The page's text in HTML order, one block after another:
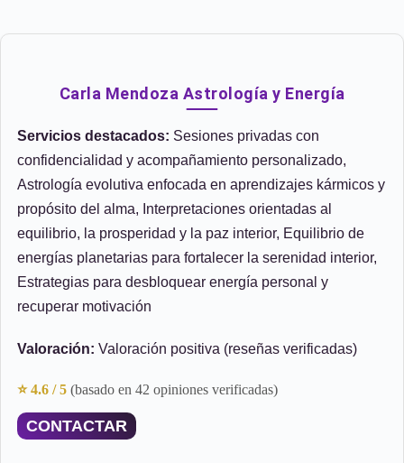
Carla Mendoza Astrología y Energía
Servicios destacados: Sesiones privadas con
confidencialidad y acompañamiento personalizado,
Astrología evolutiva enfocada en aprendizajes kármicos y
propósito del alma, Interpretaciones orientadas al
equilibrio, la prosperidad y la paz interior, Equilibrio de
energías planetarias para fortalecer la serenidad interior,
Estrategias para desbloquear energía personal y
recuperar motivación
Valoración: Valoración positiva (reseñas verificadas)
⭐ 4.6 / 5 (basado en 42 opiniones verificadas)
CONTACTAR